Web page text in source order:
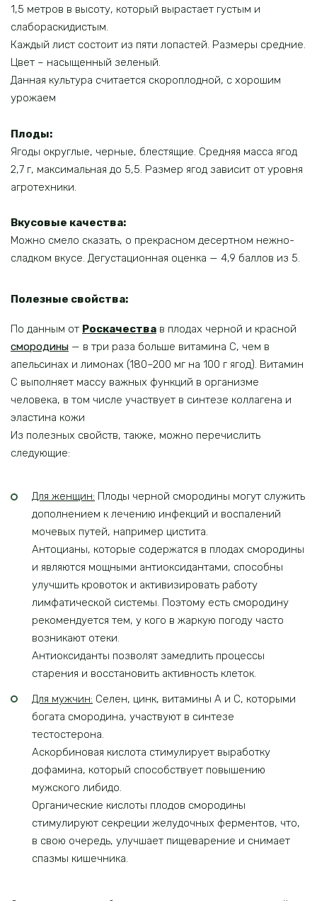
1,5 метров в высоту, который вырастает густым и
слабораскидистым.
Каждый лист состоит из пяти лопастей. Размеры средние.
Цвет – насыщенный зеленый.
Данная культура считается скороплодной, с хорошим
урожаем
Плоды:
Ягоды округлые, черные, блестящие. Средняя масса ягод
2,7 г, максимальная до 5,5. Размер ягод зависит от уровня
агротехники.
Вкусовые качества:
Можно смело сказать, о прекрасном десертном нежно-
сладком вкусе. Дегустационная оценка — 4,9 баллов из 5.
Полезные свойства:
По данным от Роскачества в плодах черной и красной
смородины — в три раза больше витамина С, чем в
апельсинах и лимонах (180–200 мг на 100 г ягод). Витамин
С выполняет массу важных функций в организме
человека, в том числе участвует в синтезе коллагена и
эластина кожи
Из полезных свойств, также, можно перечислить
следующие:
Для женщин: Плоды черной смородины могут служить
дополнением к лечению инфекций и воспалений
мочевых путей, например цистита.
Антоцианы, которые содержатся в плодах смородины
и являются мощными антиоксидантами, способны
улучшить кровоток и активизировать работу
лимфатической системы. Поэтому есть смородину
рекомендуется тем, у кого в жаркую погоду часто
возникают отеки.
Антиоксиданты позволят замедлить процессы
старения и восстановить активность клеток.
Для мужчин: Селен, цинк, витамины А и С, которыми
богата смородина, участвуют в синтезе
тестостерона.
Аскорбиновая кислота стимулирует выработку
дофамина, который способствует повышению
мужского либидо.
Органические кислоты плодов смородины
стимулируют секреции желудочных ферментов, что,
в свою очередь, улучшает пищеварение и снимает
спазмы кишечника.